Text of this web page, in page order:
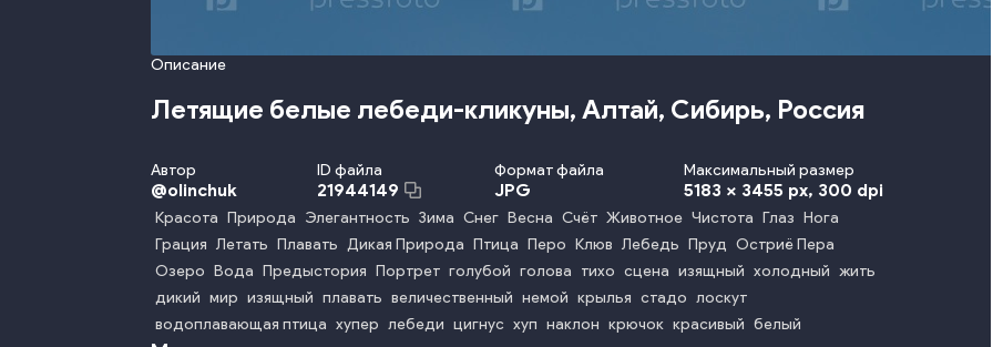
Описание
Летящие белые лебеди-кликуны, Алтай, Сибирь, Россия
Автор
@olinchuk
ID файла
21944149
Формат файла
JPG
Максимальный размер
5183 x 3455 px, 300 dpi
Красота Природа Элегантность Зима Снег Весна Счёт Животное Чистота Глаз Нога
Грация Летать Плавать Дикая Природа Птица Перо Клюв Лебедь Пруд Остриё Пера
Озеро Вода Предыстория Портрет голубой голова тихо сцена изящный холодный жить
дикий мир изящный плавать величественный немой крылья стадо лоскут
водоплавающая птица хупер лебеди цигнус хуп наклон крючок красивый белый